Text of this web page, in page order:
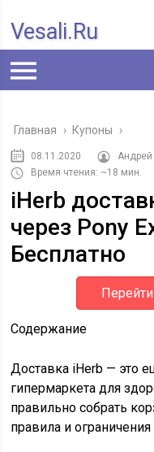
Vesali.ru
Главная › Купоны ›
08.11.2020
Время чтения: ~18 мин.
iHerb
через Pony
Бесплатно
Содержание
Доставка iHerb — это
гипермаркета для
правильно собрать
правила и